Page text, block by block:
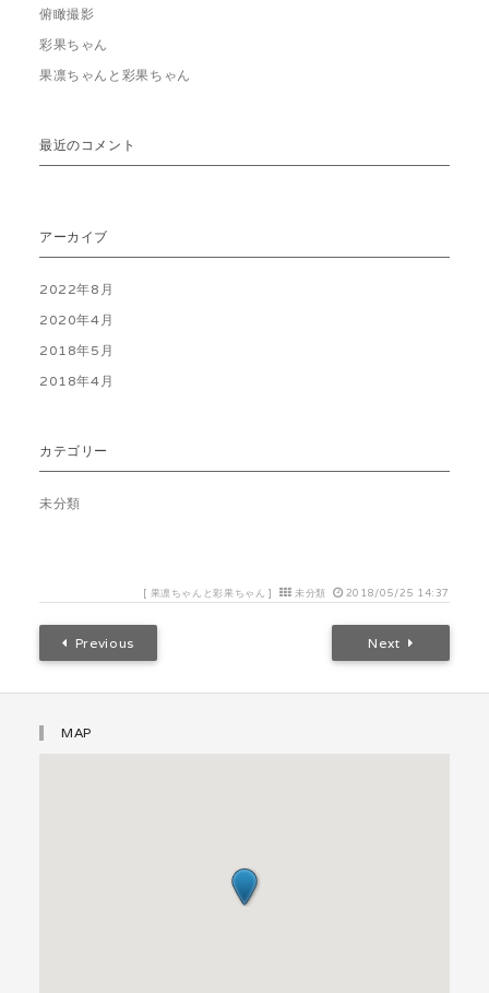
俯瞰撮影
彩果ちゃん
果凛ちゃんと彩果ちゃん
最近のコメント
アーカイブ
2022年8月
2020年4月
2018年5月
2018年4月
カテゴリー
未分類
[ 果凛ちゃんと彩果ちゃん ] 未分類 2018/05/25 14:37
Previous Next
MAP